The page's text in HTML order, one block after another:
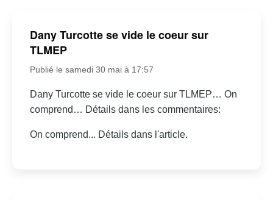
Dany Turcotte se vide le coeur sur
TLMEP
Publié le samedi 30 mai à 17:57
Dany Turcotte se vide le coeur sur TLMEP… On
comprend… Détails dans les commentaires:
On comprend... Détails dans l'article.